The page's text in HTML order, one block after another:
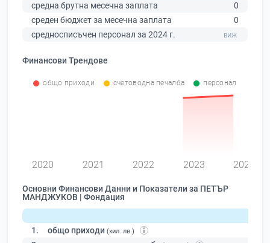
средна брутна месечна заплата
0
среден бюджет за месечна заплата
0
средносписъчен персонал за 2024 г.
Финансови Трендове
общо приходи счетоводна печалба персонал
2020 2021 2022 2023 2024
Основни Финансови Данни и Показатели за ПЕТЪР
МАНДЖУКОВ | Фондация
1. общо приходи (хил. лв.)